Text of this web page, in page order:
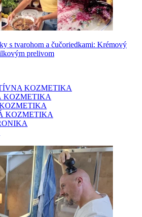
s tvarohom a čučoriedkami: Krémový
prelivom
KOZMETIKA
KOZMETIKA
KOZMETIKA